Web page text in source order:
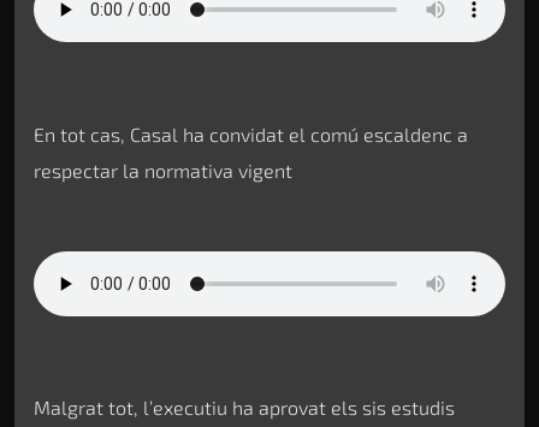
En tot cas, Casal ha convidat el comú escaldenc a
respectar la normativa vigent
Malgrat tot, l’executiu ha aprovat els sis estudis